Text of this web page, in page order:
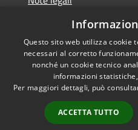
Dichiarazione di
Accessibilità
Questo sito web utilizza cookie
necessari al corretto
nonché un cookie tecnico
informazioni
Per maggiori dettagli, può
ACCETTA TUTTO